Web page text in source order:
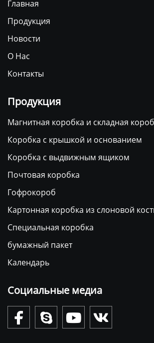
Главная
Продукция
Новости
О Нас
Контакты
Продукция
Магнитная коробка и складная
Коробка с крышкой и основанием
Коробка с выдвижным ящиком
Почтовая коробка
Гофрокороб
Картонная коробка из слоновой
Специальная коробка
бумажный пакет
Календарь
Социальные медиа
   